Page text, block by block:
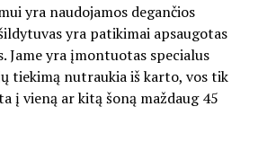
yra naudojamos degančios
yra patikimai apsaugotas
Jame yra įmontuotas specialus
tiekimą nutraukia iš karto, vos tik
į vieną ar kitą šoną maždaug 45